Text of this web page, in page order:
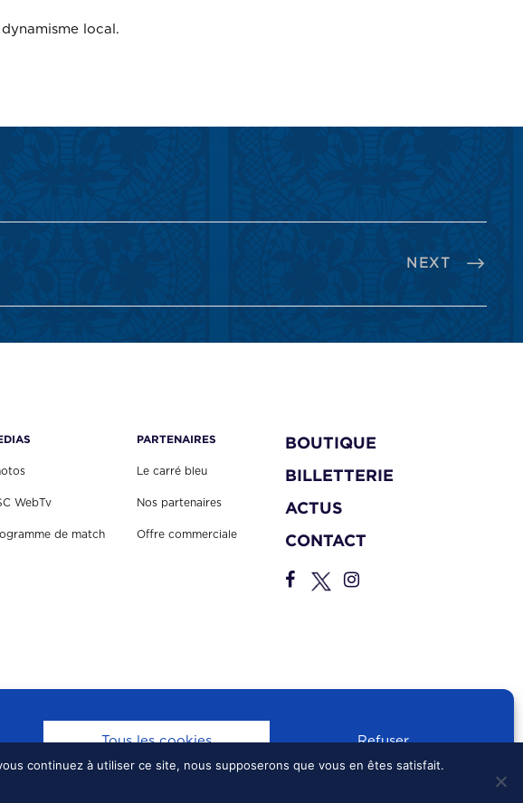
Tous les cookies Refuser
local.
NEXT
WebTv
de match
PARTENAIRES
Le carré bleu
Nos partenaires
Offre commerciale
BOUTIQUE
BILLETTERIE
ACTUS
CONTACT
LÉGALES CONFIDENTIALITÉ
continuez à utiliser ce site, nous supposerons que vous en êtes satisfait.